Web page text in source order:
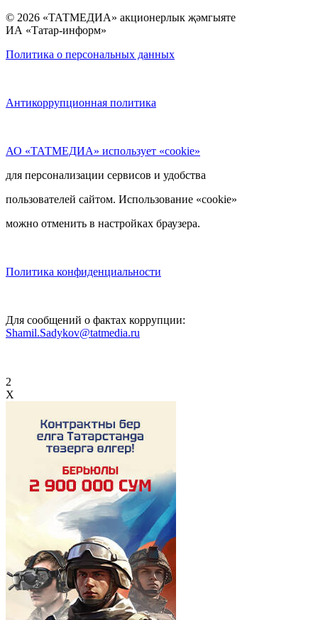
© 2026 «ТАТМЕДИА» акционерлык җәмгыяте
ИА «Татар-информ»
Политика о персональных данных
Антикоррупционная политика
АО «ТАТМЕДИА» использует «cookie»
для персонализации сервисов и удобства
пользователей сайтом. Использование «cookie»
можно отменить в настройках браузера.
Политика конфиденциальности
Для сообщений о фактах коррупции:
Shamil.Sadykov@tatmedia.ru
2
X